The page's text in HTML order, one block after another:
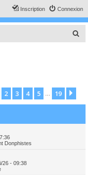
Connexion
Inscription
c
1sur19
2 3 4 5 19
Donphistes
26 - 09:38